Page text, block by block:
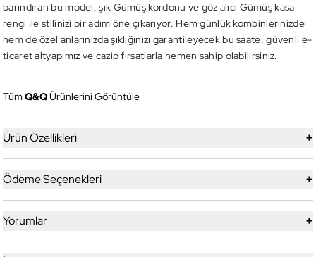
barındıran bu model, şık Gümüş kordonu ve göz alıcı Gümüş kasa
rengi ile stilinizi bir adım öne çıkarıyor. Hem günlük kombinlerinizde
hem de özel anlarınızda şıklığınızı garantileyecek bu saate, güvenli e-
ticaret altyapımız ve cazip fırsatlarla hemen sahip olabilirsiniz.
TümQ&QÜrünlerini Görüntüle
Ürün Özellikleri +
Ödeme Seçenekleri +
Yorumlar +